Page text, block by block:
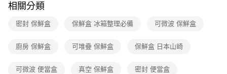
相關分類
密封 保鮮盒 保鮮盒 冰箱整理必備 可微波 保鮮盒
廚房 保鮮盒 可堆疊 保鮮盒 保鮮盒 日本山崎
可微波 便當盒 真空 保鮮盒 密封 便當盒